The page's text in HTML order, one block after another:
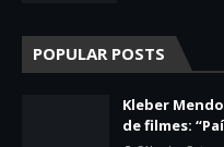
POPULAR POSTS
Kleber
de filmes: